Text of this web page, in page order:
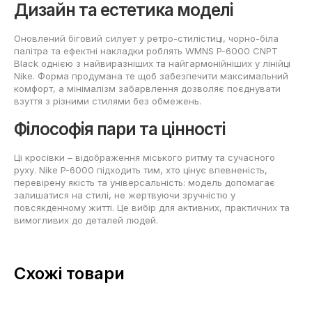
Дизайн та естетика моделі
Оновлений біговий силует у ретро-стилістиці, чорно-біла
палітра та ефектні накладки роблять WMNS P-6000 CNPT
Black однією з найвиразніших та найгармонійніших у лінійці
Nike. Форма продумана те щоб забезпечити максимальний
комфорт, а мінімалізм забарвлення дозволяє поєднувати
взуття з різними стилями без обмежень.
Філософія пари та цінності
Ці кросівки – відображення міського ритму та сучасного
руху. Nike P-6000 підходить тим, хто цінує впевненість,
перевірену якість та універсальність: модель допомагає
залишатися на стилі, не жертвуючи зручністю у
повсякденному житті. Це вибір для активних, практичних та
вимогливих до деталей людей.
Схожі товари